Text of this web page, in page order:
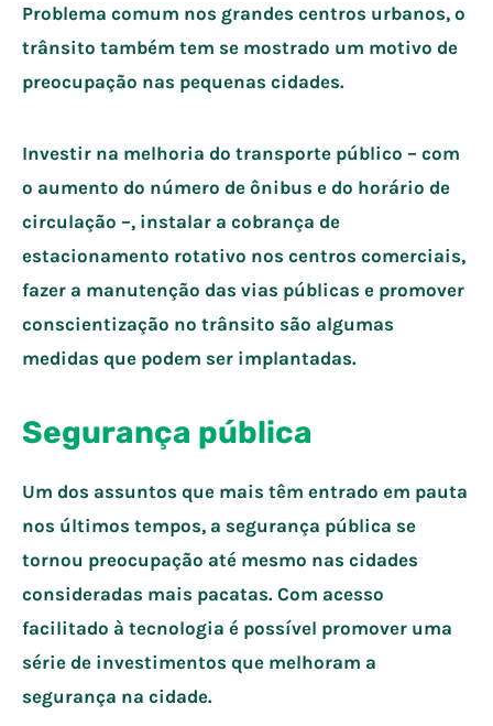
Problema comum nos grandes centros urbanos, o
trânsito também tem se mostrado um motivo de
preocupação nas pequenas cidades.
Investir na melhoria do transporte público – com
o aumento do número de ônibus e do horário de
circulação –, instalar a cobrança de
estacionamento rotativo nos centros comerciais,
fazer a manutenção das vias públicas e promover
conscientização no trânsito são algumas
medidas que podem ser implantadas.
Segurança pública
Um dos assuntos que mais têm entrado em pauta
nos últimos tempos, a segurança pública se
tornou preocupação até mesmo nas cidades
consideradas mais pacatas. Com acesso
facilitado à tecnologia é possível promover uma
série de investimentos que melhoram a
segurança na cidade.